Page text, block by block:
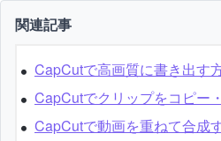
関連記事
CapCutで高画質に書き出す
CapCutでクリップをコピー
CapCutで動画を重ねて合成